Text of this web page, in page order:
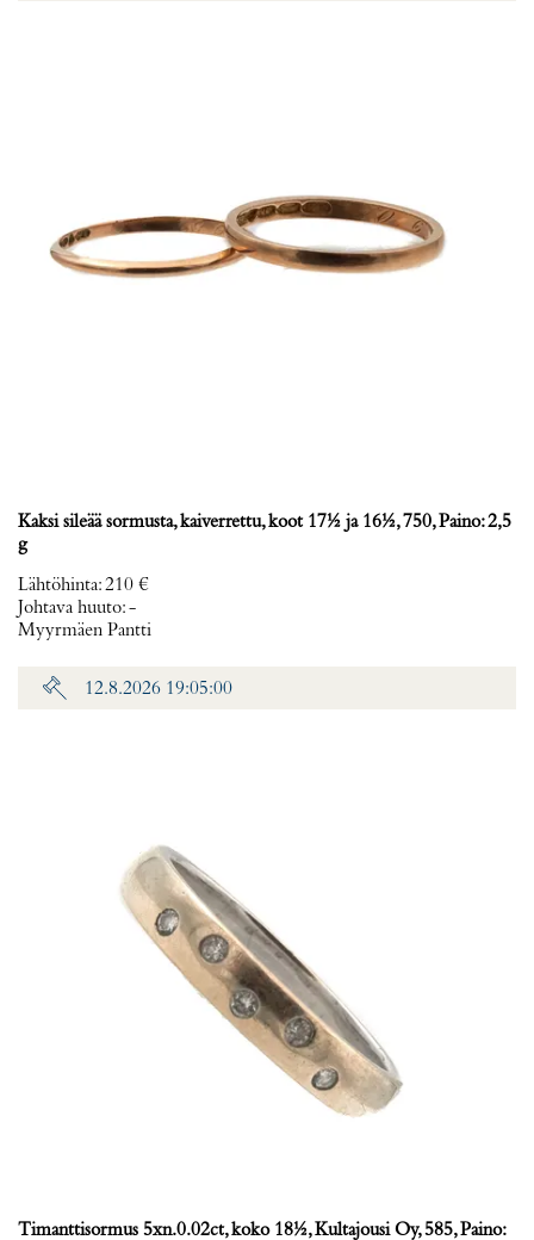
Kaksi sileää sormusta, kaiverrettu, koot 17½ ja 16½, 750, Paino: 2,5
g
Lähtöhinta:210 €
Johtava huuto:-
Myyrmäen Pantti
12.8.2026 19:05:00
Timanttisormus 5xn.0.02ct, koko 18½, Kultajousi Oy, 585, Paino: